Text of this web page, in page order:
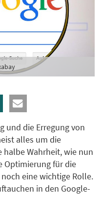
und die Erregung von
alles um die
halbe Wahrheit, wie nun
Optimierung für die
eine wichtige Rolle.
in den Google-
erhalten
8.30 Uhr)
zur Kenntnis